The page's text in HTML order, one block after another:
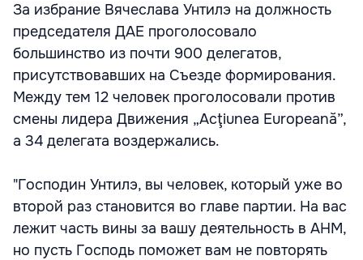
За избрание Вячеслава Унтилэ на должность
председателя ДАЕ проголосовало
большинство из почти 900 делегатов,
присутствовавших на Съезде формирования.
Между тем 12 человек проголосовали против
смены лидера Движения „Acţiunea Europeană”,
а 34 делегата воздержались.
"Господин Унтилэ, вы человек, который уже во
второй раз становится во главе партии. На вас
лежит часть вины за вашу деятельность в АНМ,
но пусть Господь поможет вам не повторять